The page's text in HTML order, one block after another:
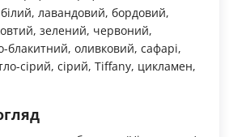
лавандовий, бордовий,
зелений, червоний,
блакитний, оливковий, сафарі,
сірий, сірий, Tiffany, цикламен,